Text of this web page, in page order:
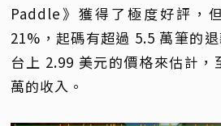
Paddle》獲得了極度好評，
21%，起碼有超過 5.5 萬筆的
台上 2.99 美元的價格來估計
萬的收入。